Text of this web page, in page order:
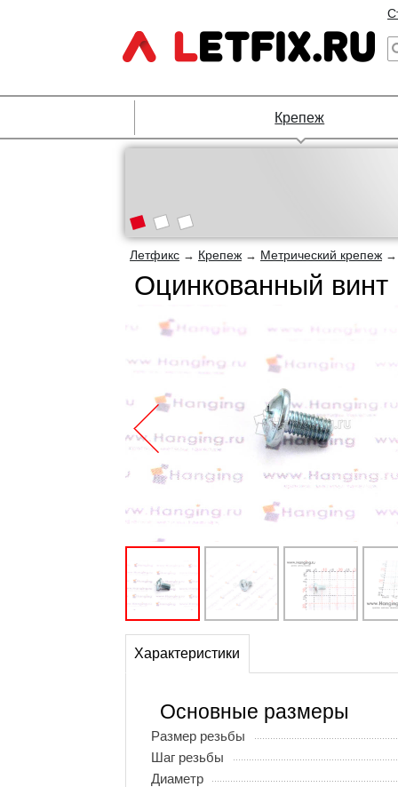
Крепеж
Летфикс → Крепеж → Метрический крепеж
Оцинкованный
Характеристики
Основные размеры
Размер резьбы
Шаг резьбы
Диаметр